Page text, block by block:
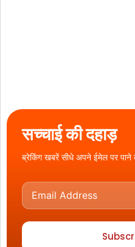
सच्चाई की दहाड़
ब्रेकिंग खबरें सीधे अपने ईमेल पर पाने